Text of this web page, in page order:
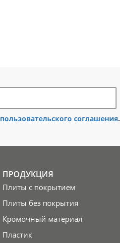
пользовательского соглашения.
ПРОДУКЦИЯ
Плиты с покрытием
Плиты без покрытия
Кромочный материал
Пластик